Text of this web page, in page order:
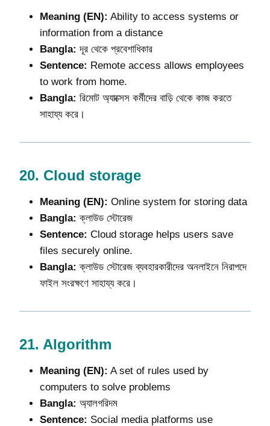
Meaning (EN): Ability to access systems or
information from a distance
Bangla: দূর থেকে প্রবেশাধিকার
Sentence: Remote access allows employees
to work from home.
Bangla: রিমোট অ্যাক্সেস কর্মীদের বাড়ি থেকে কাজ করতে
সাহায্য করে।
20. Cloud storage
Meaning (EN): Online system for storing data
Bangla: ক্লাউড স্টোরেজ
Sentence: Cloud storage helps users save
files securely online.
Bangla: ক্লাউড স্টোরেজ ব্যবহারকারীদের অনলাইনে নিরাপদে
ফাইল সংরক্ষণে সাহায্য করে।
21. Algorithm
Meaning (EN): A set of rules used by
computers to solve problems
Bangla: অ্যালগরিদম
Sentence: Social media platforms use